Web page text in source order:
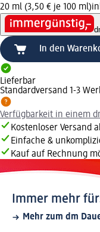
20 ml (3,50 € je 100 ml)
In den
Lieferbar
Standardversand 1-3
Verfügbarkeit in einem
Kostenloser Versand
Einfache &
Kauf auf Rechnung
Immer mehr
Mehr zum dm